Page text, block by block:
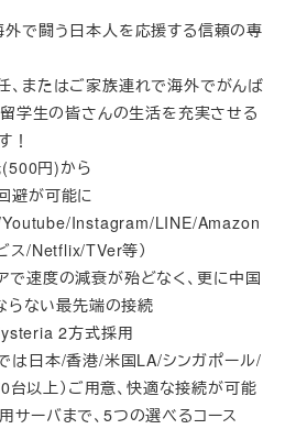
外で闘う日本人を応援する信頼の専
、またはご家族連れで海外でがんば
学生の皆さんの生活を充実させる
！
円)から
避が可能に
Youtube/Instagram/LINE/Amazon
ス/Netflix/TVer等）
で速度の減衰が殆どなく、更に中国
らない最先端の接続
2方式採用
は日本/香港/米国LA/シンガポール/
台以上）ご用意、快適な接続が可能
サーバまで、5つの選べるコース